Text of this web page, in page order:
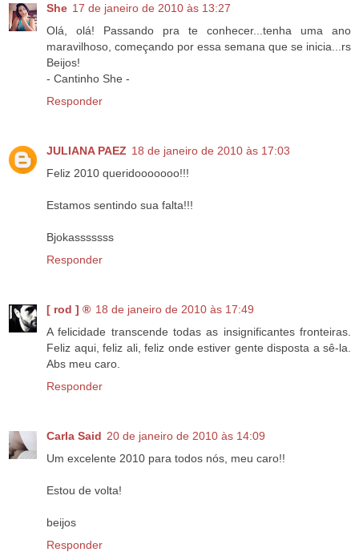
She 17 de janeiro de 2010 às 13:27
Olá, olá! Passando pra te conhecer...tenha uma ano
maravilhoso, começando por essa semana que se inicia...rs
Beijos!
- Cantinho She -
Responder
JULIANA PAEZ 18 de janeiro de 2010 às 17:03
Feliz 2010 queridooooooo!!!
Estamos sentindo sua falta!!!
Bjokasssssss
Responder
[ rod ] ® 18 de janeiro de 2010 às 17:49
A felicidade transcende todas as insignificantes fronteiras.
Feliz aqui, feliz ali, feliz onde estiver gente disposta a sê-la.
Abs meu caro.
Responder
Carla Said 20 de janeiro de 2010 às 14:09
Um excelente 2010 para todos nós, meu caro!!
Estou de volta!
beijos
Responder